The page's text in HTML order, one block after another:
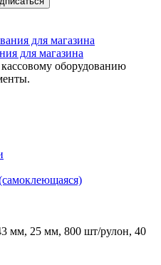
для магазина
оборудованию
мм, 25 мм, 800 шт/рулон, 40